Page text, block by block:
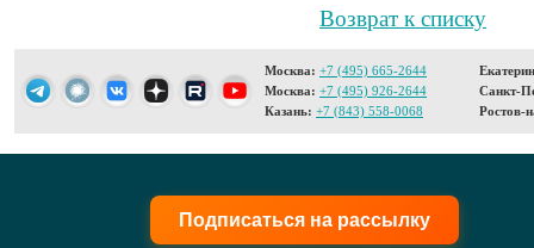
Возврат к списку
Москва: +7 (495) 665-2644
Москва: +7 (495) 926-2644
Казань: +7 (843) 558-0068
Санкт-
Ростов-
Подписаться на рассылку